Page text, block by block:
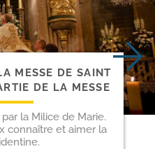
MESSE DE SAINT
DE LA MESSE
la Milice de Marie.
connaître et aimer la